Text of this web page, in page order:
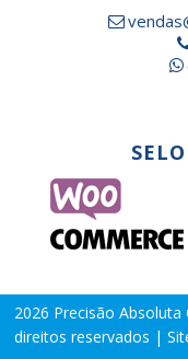
2026 Precisão Absoluta
direitos reservados |